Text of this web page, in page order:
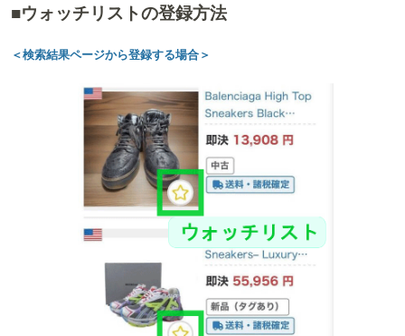
■ウォッチリストの登録方法
＜検索結果ページから登録する場合＞